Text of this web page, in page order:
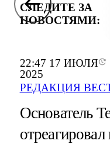
22:47 17 ИЮЛЯ
2025
РЕДАКЦИЯ
СЛЕДИТЕ ЗА
НОВОСТЯМИ:
Основатель